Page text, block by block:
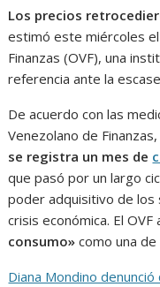
Los precios
estimó este miércoles
Finanzas (OVF), una
referencia ante la
De acuerdo con las
Venezolano de
se registra un mes de
que pasó por un largo
poder adquisitivo de los
crisis económica. El
consumo» como una
Diana Mondino